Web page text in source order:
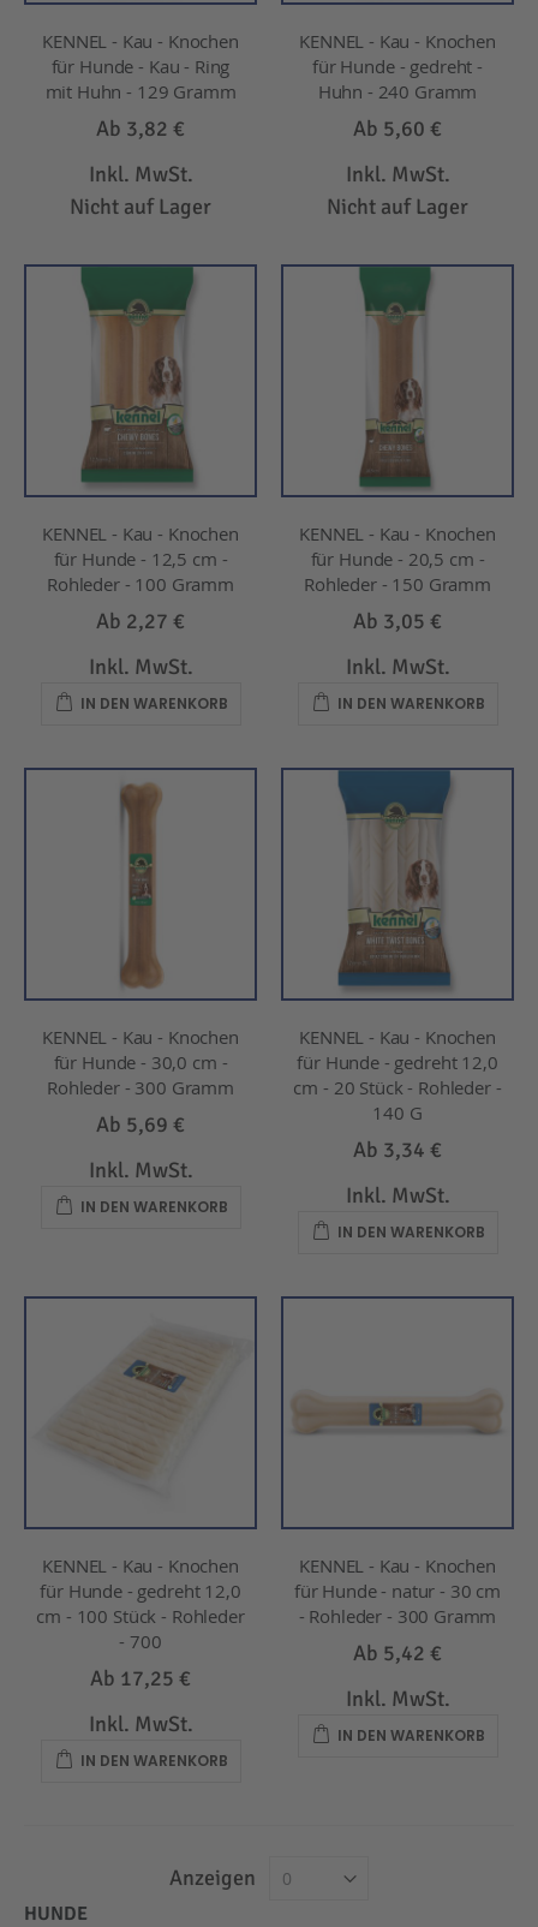
KENNEL - Kau - Knochen
für Hunde - Kau - Ring
mit Huhn - 129 Gramm
Ab 3,82 €
Inkl. MwSt.
Nicht auf Lager
KENNEL - Kau - Knochen
für Hunde - gedreht -
Huhn - 240 Gramm
Ab 5,60 €
Inkl. MwSt.
Nicht auf Lager
KENNEL - Kau - Knochen
für Hunde - 12,5 cm -
Rohleder - 100 Gramm
Ab 2,27 €
Inkl. MwSt.
IN DEN WARENKORB
KENNEL - Kau - Knochen
für Hunde - 20,5 cm -
Rohleder - 150 Gramm
Ab 3,05 €
Inkl. MwSt.
IN DEN WARENKORB
KENNEL - Kau - Knochen
für Hunde - 30,0 cm -
Rohleder - 300 Gramm
Ab 5,69 €
Inkl. MwSt.
IN DEN WARENKORB
KENNEL - Kau - Knochen
für Hunde - gedreht 12,0
cm - 20 Stück - Rohleder -
140 G
Ab 3,34 €
Inkl. MwSt.
IN DEN WARENKORB
KENNEL - Kau - Knochen
für Hunde - gedreht 12,0
cm - 100 Stück - Rohleder
- 700
Ab 17,25 €
Inkl. MwSt.
IN DEN WARENKORB
KENNEL - Kau - Knochen
für Hunde - natur - 30 cm
- Rohleder - 300 Gramm
Ab 5,42 €
Inkl. MwSt.
IN DEN WARENKORB
Anzeigen
HUNDE